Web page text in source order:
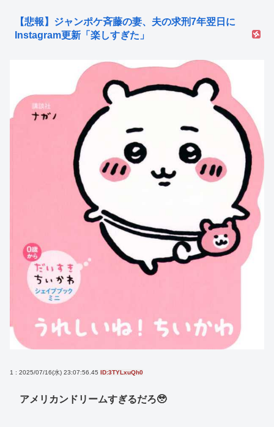
【悲報】ジャンポケ斉藤の妻、夫の求刑7年翌日に
Instagram更新「楽しすぎた」
1 : 2025/07/16(水) 23:07:56.45 ID:3TYLxuQh0
アメリカンドリームすぎるだろ🥹